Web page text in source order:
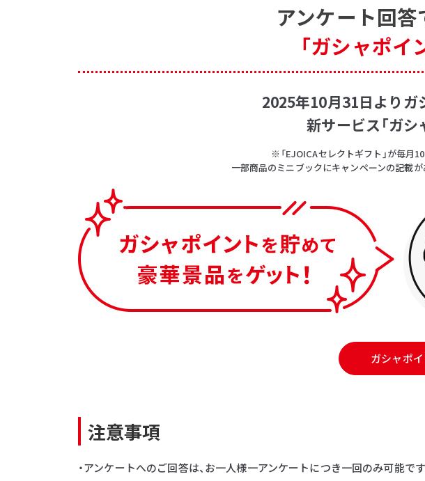
アンケート回答
「ガシャポイ
2025年10月31日よりガ
新サービス「ガシ
※「EJOICAセレクトギフト」が毎月
一部商品のミニブックにキャンペーンの記載が
ガシャポ
注意事項
・アンケートへのご回答は、お一人様一アンケートにつき一回のみ可能です